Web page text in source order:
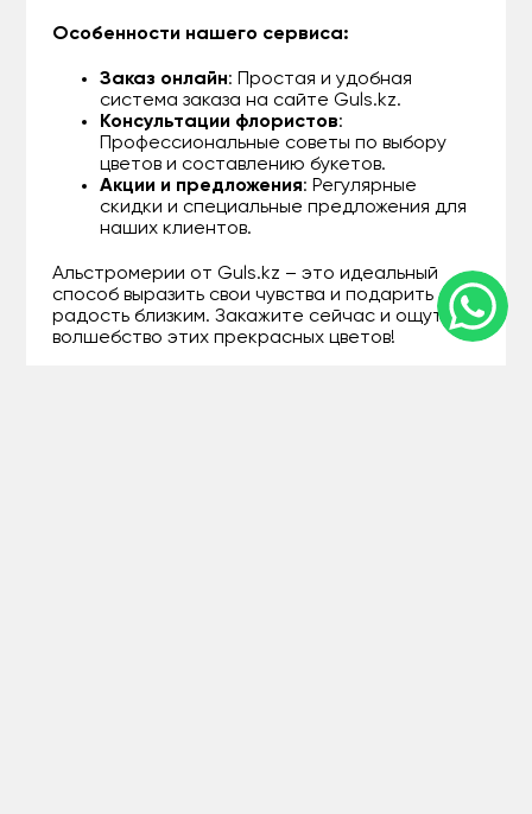
Особенности нашего сервиса:
Заказ онлайн: Простая и удобная
система заказа на сайте Guls.kz.
Консультации флористов:
Профессиональные советы по выбору
цветов и составлению букетов.
Акции и предложения: Регулярные
скидки и специальные предложения для
наших клиентов.
Альстромерии от Guls.kz – это идеальный
способ выразить свои чувства и подарить
радость близким. Закажите сейчас и ощутите
волшебство этих прекрасных цветов!